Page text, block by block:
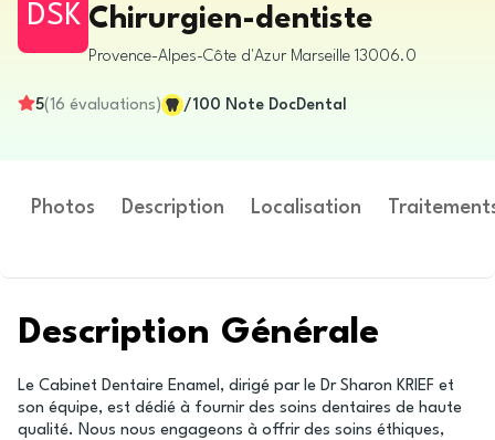
DSK Chirurgien-dentiste
Provence-Alpes-Côte d'Azur Marseille 13006.0
5(16 évaluations) /100 Note DocDental
Photos Description Localisation
Description Générale
Le Cabinet Dentaire Enamel, dirigé par le Dr Sharon KRIEF et
son équipe, est dédié à fournir des soins dentaires de haute
qualité. Nous nous engageons à offrir des soins éthiques,